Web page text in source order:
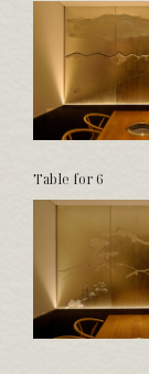
Table for 6